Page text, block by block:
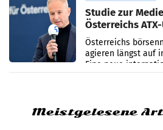
Studie zur
Österreichs
international
werden
Österreichs
agieren längst auf
Eine neue
Meistgelesene